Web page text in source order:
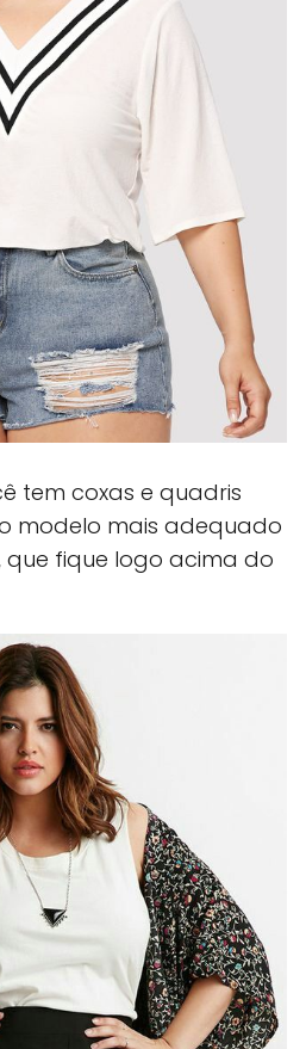
tem coxas e quadris
modelo mais adequado
fique logo acima do